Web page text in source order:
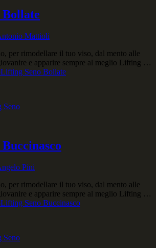
Mattioli
per rimodellare il tuo viso, dal mento alle
e apparire sempre al meglio Lifting …
Seno Bollate
Seno
Pini
per rimodellare il tuo viso, dal mento alle
e apparire sempre al meglio Lifting …
Seno Buccinasco
Seno